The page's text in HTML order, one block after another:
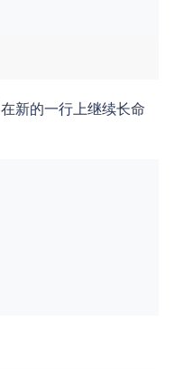
在新的一行上继续长命